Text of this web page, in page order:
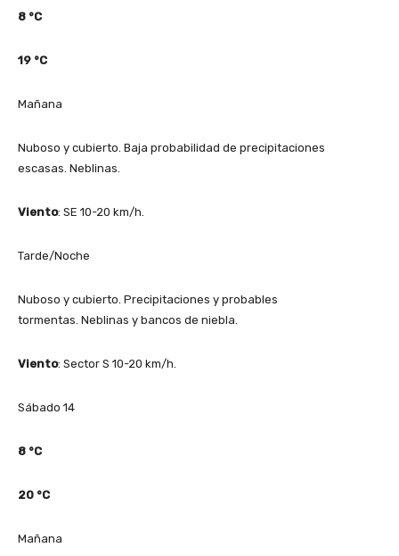
8 °C
19 °C
Mañana
Nuboso y cubierto. Baja probabilidad de precipitaciones
escasas. Neblinas.
Viento: SE 10-20 km/h.
Tarde/Noche
Nuboso y cubierto. Precipitaciones y probables
tormentas. Neblinas y bancos de niebla.
Viento: Sector S 10-20 km/h.
Sábado 14
8 °C
20 °C
Mañana